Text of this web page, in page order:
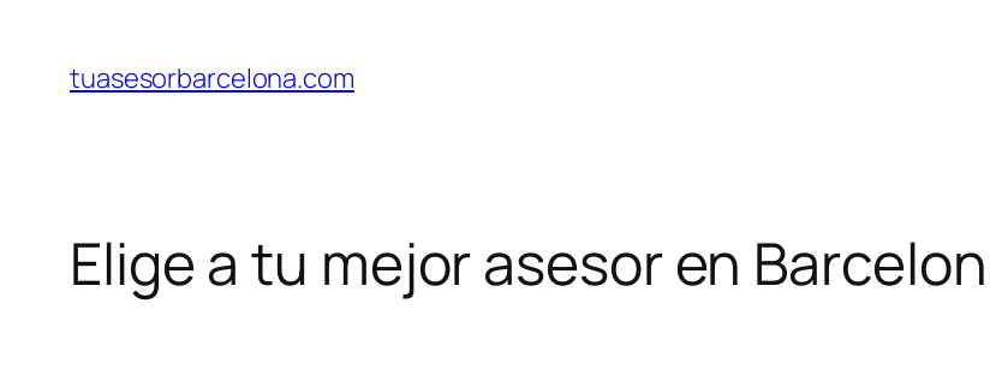
contenido
tuasesorbarcelona.com
Elige a tu mejor asesor en